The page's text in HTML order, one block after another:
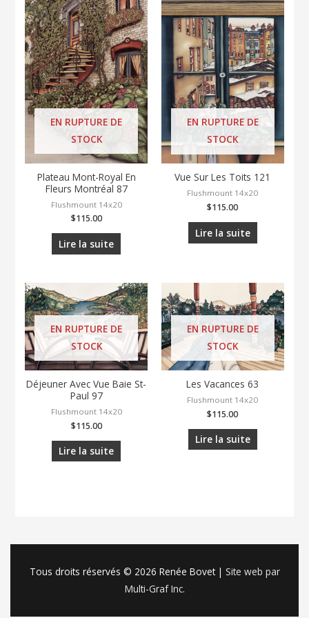
EN RUPTURE DE
STOCK
Plateau Mont-Royal En
Fleurs Montréal 87
Flushmount 14x20
$115.00
Lire la suite
EN RUPTURE DE
STOCK
Vue Sur Les Toits 121
Flushmount 14x20
$115.00
Lire la suite
EN RUPTURE DE
STOCK
Déjeuner Avec Vue Baie St-
Paul 97
Flushmount 14x20
$115.00
Lire la suite
EN RUPTURE DE
STOCK
Les Vacances 63
Flushmount 14x20
$115.00
Lire la suite
Tous droits réservés © 2026 Renée Bovet| Site web par
Multi-Graf Inc.